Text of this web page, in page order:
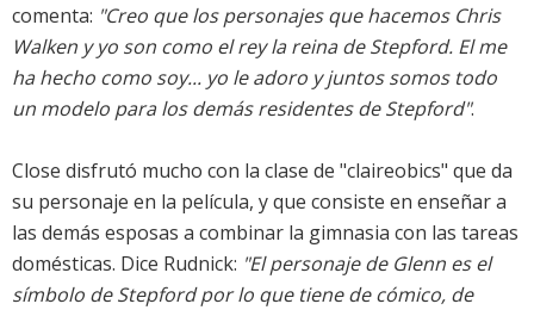
comenta: "Creo que los personajes que hacemos Chris
Walken y yo son como el rey la reina de Stepford. El me
ha hecho como soy... yo le adoro y juntos somos todo
un modelo para los demás residentes de Stepford".
Close disfrutó mucho con la clase de "claireobics" que da
su personaje en la película, y que consiste en enseñar a
las demás esposas a combinar la gimnasia con las tareas
domésticas. Dice Rudnick: "El personaje de Glenn es el
símbolo de Stepford por lo que tiene de cómico, de